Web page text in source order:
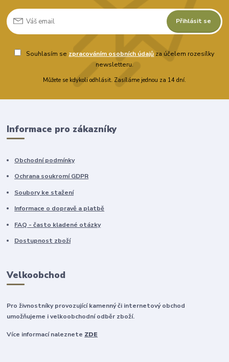
Přihlásit se
Souhlasím se zpracováním osobních údajů za účelem rozesílky
newsletteru.
Můžete se kdykoli odhlásit. Zasíláme jednou za 14 dní.
Informace pro zákazníky
Obchodní podmínky
Ochrana soukromí GDPR
Soubory ke stažení
Informace o dopravě a platbě
FAQ - často kladené otázky
Dostupnost zboží
Velkoobchod
Pro živnostníky provozující kamenný či internetový obchod
umožňujeme i velkoobchodní odběr zboží.
Více informací naleznete ZDE